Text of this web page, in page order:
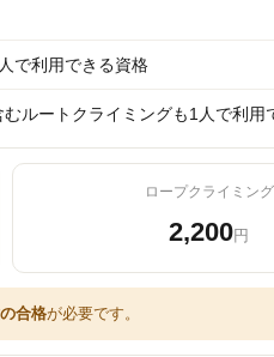
で利用できる資格
ルートクライミングも1人で利用
ロープクライミング
2,200円
合格が必要です。